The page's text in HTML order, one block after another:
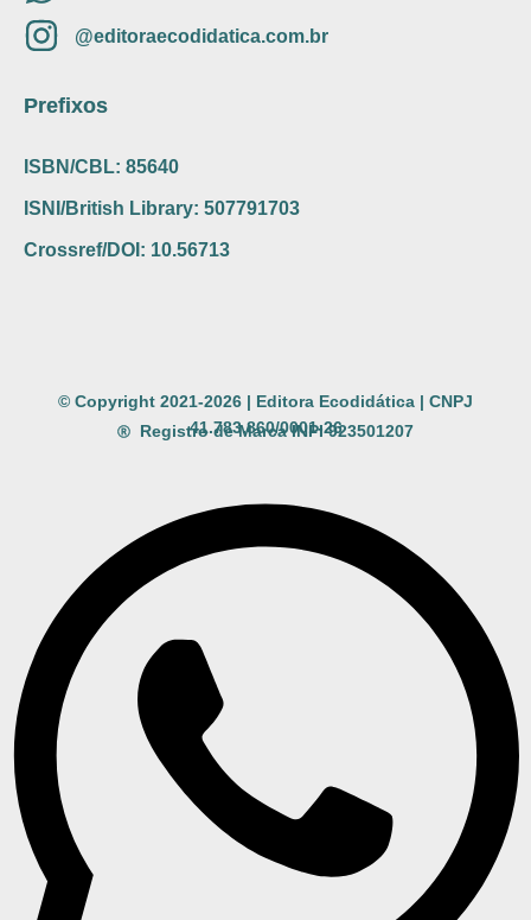
@editoraecodidatica.com.br
Prefixos
ISBN/CBL: 85640
ISNI/British Library: 507791703
Crossref/DOI: 10.56713
© Copyright 2021-2026 | Editora Ecodidática | CNPJ
41.783.860/0001-26
Registro de Marca INPI 923501207